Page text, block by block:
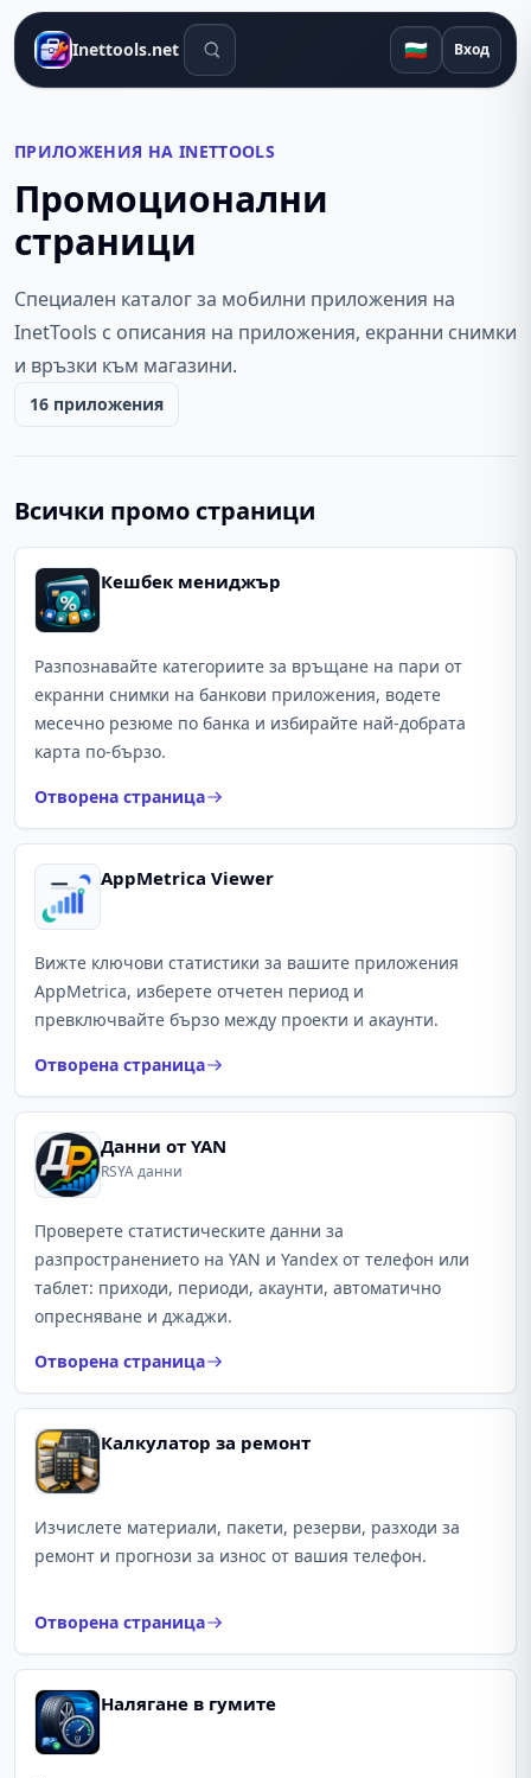
Inettools.net Инструменти за търсене🇧🇬 Вход
ПРИЛОЖЕНИЯ НА INETTOOLS
Промоционални
страници
Специален каталог за мобилни приложения на
InetTools с описания на приложения, екранни снимки
и връзки към магазини.
16 приложения
Всички промо страници
Кешбек мениджър
Разпознавайте категориите за връщане на пари от
екранни снимки на банкови приложения, водете
месечно резюме по банка и избирайте най-добрата
карта по-бързо.
Отворена страница
AppMetrica Viewer
Вижте ключови статистики за вашите приложения
AppMetrica, изберете отчетен период и
превключвайте бързо между проекти и акаунти.
Отворена страница
Данни от YAN
RSYA данни
Проверете статистическите данни за
разпространението на YAN и Yandex от телефон или
таблет: приходи, периоди, акаунти, автоматично
опресняване и джаджи.
Отворена страница
Калкулатор за ремонт
Изчислете материали, пакети, резерви, разходи за
ремонт и прогнози за износ от вашия телефон.
Отворена страница
Налягане в гумите